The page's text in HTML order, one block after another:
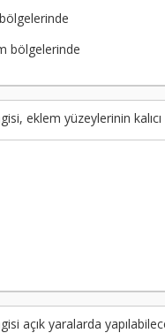
bölgelerinde
eklem yüzeylerinin
açık yaralarda